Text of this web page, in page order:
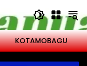
KOTAMOBAGU